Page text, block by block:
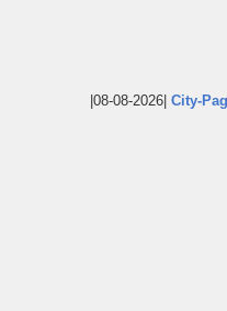
|08-08-2026| City-